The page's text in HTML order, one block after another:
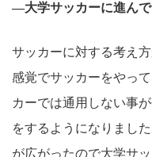
―大学サッカーに進んで
サッカーに対する考え
感覚でサッカーをやっ
カーでは通用しない事
をするようになりまし
が広がったので大学サ